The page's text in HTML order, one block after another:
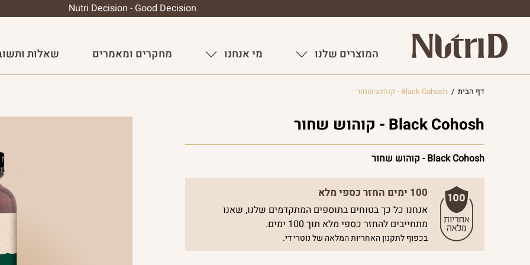
Nutri Decision - Good Decision
המוצרים שלנו מי אנחנו מחקרים ומאמרים שאלות
דף הבית / Black Cohosh - קוהוש שחור
Black Cohosh - קוהוש שחור
Black Cohosh - קוהוש שחור
100 ימים החזר כספי מלא
אנחנו כל כך בטוחים בתוספים המתקדמים שלנו, שאנו
מתחייבים להחזר כספי מלא תוך 100 ימים.
בכפוף לתקנון האחריות המלאה של נוטרי די.